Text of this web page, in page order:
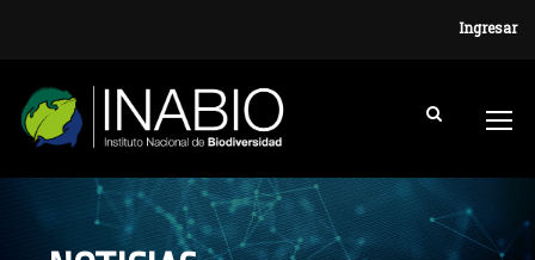
Ingresar